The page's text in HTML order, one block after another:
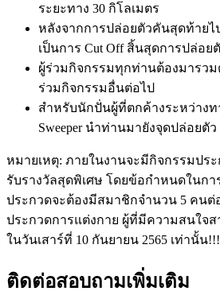
ระยะทาง 30 กิโลเมตร
หลังจากการปล่อยตัวคันสุดท้ายไ
เป็นการ Cut Off สิ้นสุดการปล่อย
ผู้ร่วมกิจกรรมทุกท่านต้องมารว
ร่วมกิจกรรมอื่นต่อไป
สำหรับนักปั่นผู้ที่ตกค้างระหว่าง
Sweeper นำท่านมายังจุดปล่อยตัว
หมายเหตุ: ภายในงานจะมีกิจกรรมปร
รับรางวัลสุดพิเศษ โดยข้อกำหนดในกา
ประกวดจะต้องมีสมาชิกจำนวน 5 คนต่
ประกวดการแต่งกาย ผู้ที่มีความสนใจ
ในวันเสาร์ที่ 10 กันยายน 2565 เท่านั้น!!!
ติดต่อสอบถามเพิ่มเติม